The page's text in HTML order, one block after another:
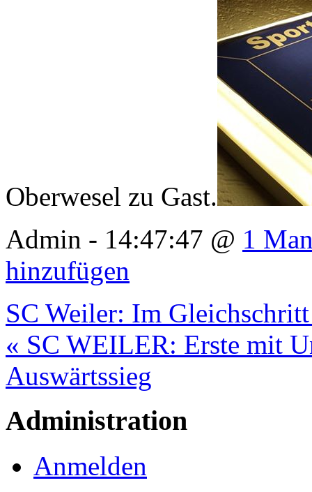
Oberwesel zu Gast.
Admin - 14:47:47 @ 1
hinzufügen
SC Weiler: Im
« SC WEILER: Erste mit
Auswärtssieg
Administration
Anmelden